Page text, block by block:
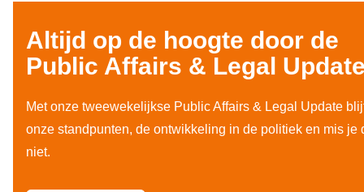
Altijd op de hoogte door de
Public Affairs & Legal
Met onze tweewekelijkse Public Affairs & Legal Update
onze standpunten, de ontwikkeling in de politiek en mis
niet.